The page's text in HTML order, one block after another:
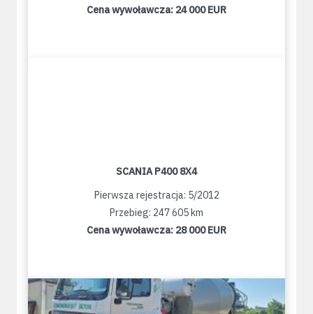
Cena wywoławcza: 24 000 EUR
SCANIA P400 8X4
Pierwsza rejestracja: 5/2012
Przebieg: 247 605 km
Cena wywoławcza: 28 000 EUR